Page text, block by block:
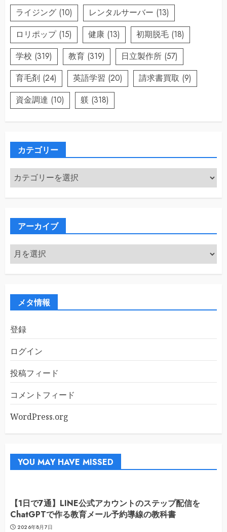
ライジング (10) レンタルサーバー (13)
ロリポップ(15) 健康 (13) 初期脱毛 (18)
学校 (319) 教育 (319) 日立製作所 (57)
育毛剤 (24) 英語学習 (20) 請求書買取 (9)
資金調達 (10) 躾 (318)
カテゴリー
カ
テ
ゴ
アーカイブ
ア
ー
カ
メタ情報
登録
ログイン
投稿フィード
コメントフィード
WordPress.org
YOU MAY HAVE MISSED
【1日で7通】LINE公式アカウントのステップ配信を
ChatGPTで作る教育メール予約導線の教科書
2026年8月7日